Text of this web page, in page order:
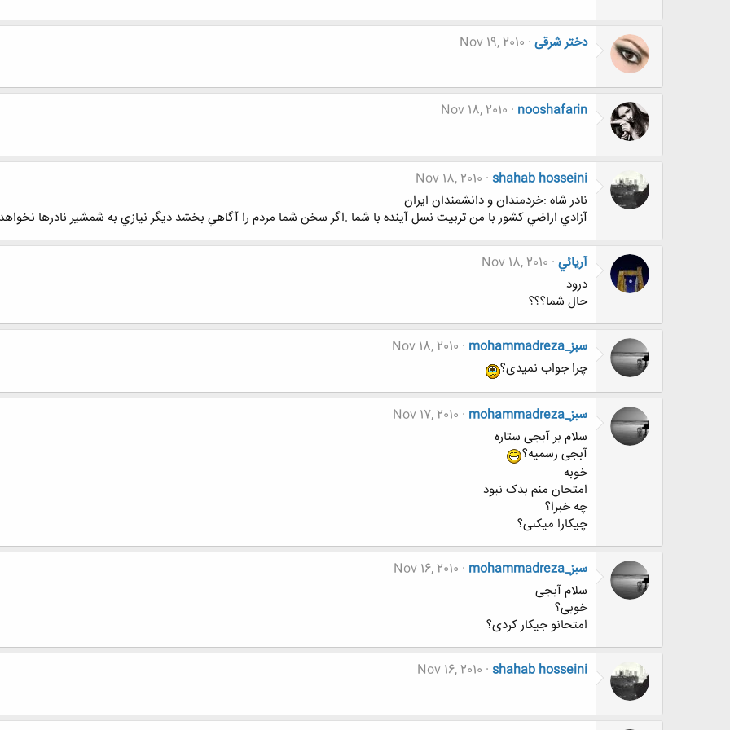
دختر شرقی Nov 19, 2010
nooshafarin
Nov 18, 2010
shahab hosseini
Nov 18, 2010
نادر شاه :خردمندان و دانشمندان ايران
آزادي اراضي كشور با من تربيت نسل آينده با شما .اگر سخن شما مردم را آگاهي بخشد ديگر نيازي به شمشير نادرها
آريائي Nov 18, 2010
درود
حال شما؟؟؟
mohammadreza_سبز
Nov 18, 2010
چرا جواب نمیدی؟
mohammadreza_سبز
Nov 17, 2010
سلام بر آبجی ستاره
آبجی رسمیه؟
خوبه
امتحان منم بدک نبود
چه خبرا؟
چیکارا میکنی؟
mohammadreza_سبز
Nov 16, 2010
سلام آبجی
خوبی؟
امتحانو جیکار کردی؟
shahab hosseini
Nov 16, 2010